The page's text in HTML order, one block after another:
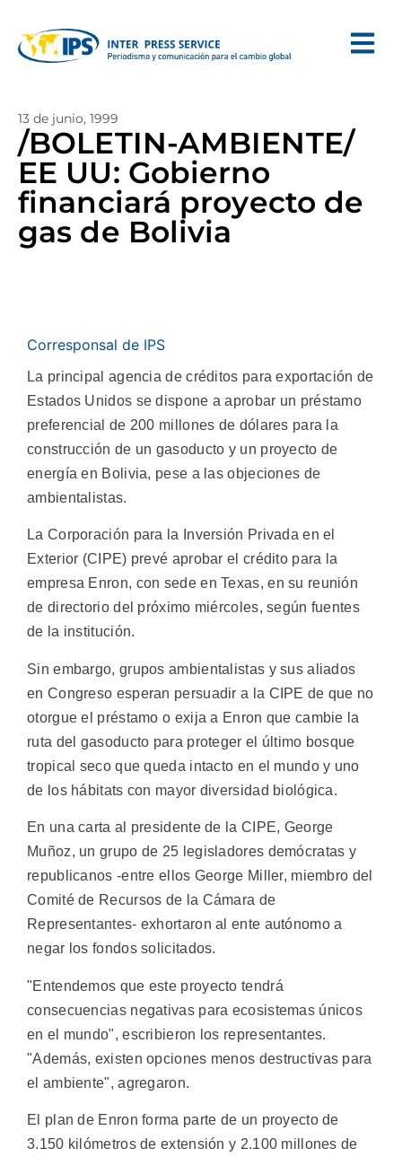
13 de junio, 1999
/BOLETIN-AMBIENTE/
EE UU: Gobierno
financiará proyecto de
gas de Bolivia
Corresponsal de IPS
La principal agencia de créditos para exportación de
Estados Unidos se dispone a aprobar un préstamo
preferencial de 200 millones de dólares para la
construcción de un gasoducto y un proyecto de
energía en Bolivia, pese a las objeciones de
ambientalistas.
La Corporación para la Inversión Privada en el
Exterior (CIPE) prevé aprobar el crédito para la
empresa Enron, con sede en Texas, en su reunión
de directorio del próximo miércoles, según fuentes
de la institución.
Sin embargo, grupos ambientalistas y sus aliados
en Congreso esperan persuadir a la CIPE de que no
otorgue el préstamo o exija a Enron que cambie la
ruta del gasoducto para proteger el último bosque
tropical seco que queda intacto en el mundo y uno
de los hábitats con mayor diversidad biológica.
En una carta al presidente de la CIPE, George
Muñoz, un grupo de 25 legisladores demócratas y
republicanos -entre ellos George Miller, miembro del
Comité de Recursos de la Cámara de
Representantes- exhortaron al ente autónomo a
negar los fondos solicitados.
"Entendemos que este proyecto tendrá
consecuencias negativas para ecosistemas únicos
en el mundo", escribieron los representantes.
"Además, existen opciones menos destructivas para
el ambiente", agregaron.
El plan de Enron forma parte de un proyecto de
3.150 kilómetros de extensión y 2.100 millones de